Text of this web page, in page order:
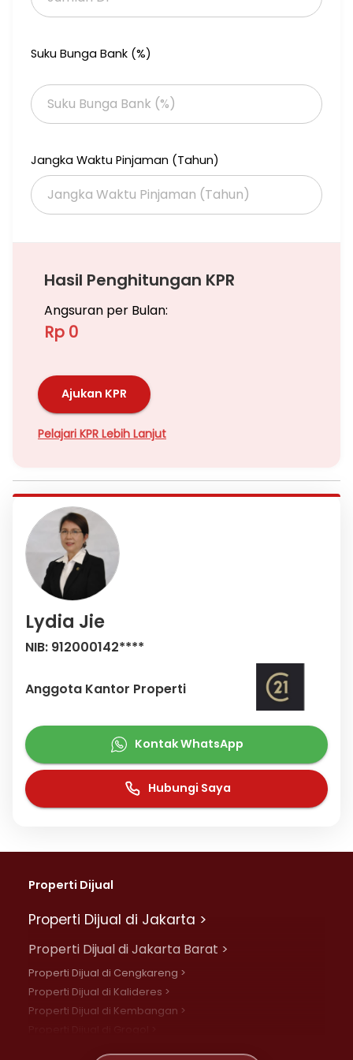
Suku Bunga Bank (%)
Jangka Waktu Pinjaman (Tahun)
Hasil Penghitungan KPR
Angsuran per Bulan:
Rp 0
Ajukan KPR
Pelajari KPR Lebih Lanjut
Lydia Jie
NIB: 912000142****
Anggota Kantor Properti
Kontak WhatsApp
Hubungi Saya
Properti Dijual
Properti Dijual di Jakarta >
Properti Dijual di Jakarta Barat >
Properti Dijual di Cengkareng >
Properti Dijual di Kalideres >
Properti Dijual di Kembangan >